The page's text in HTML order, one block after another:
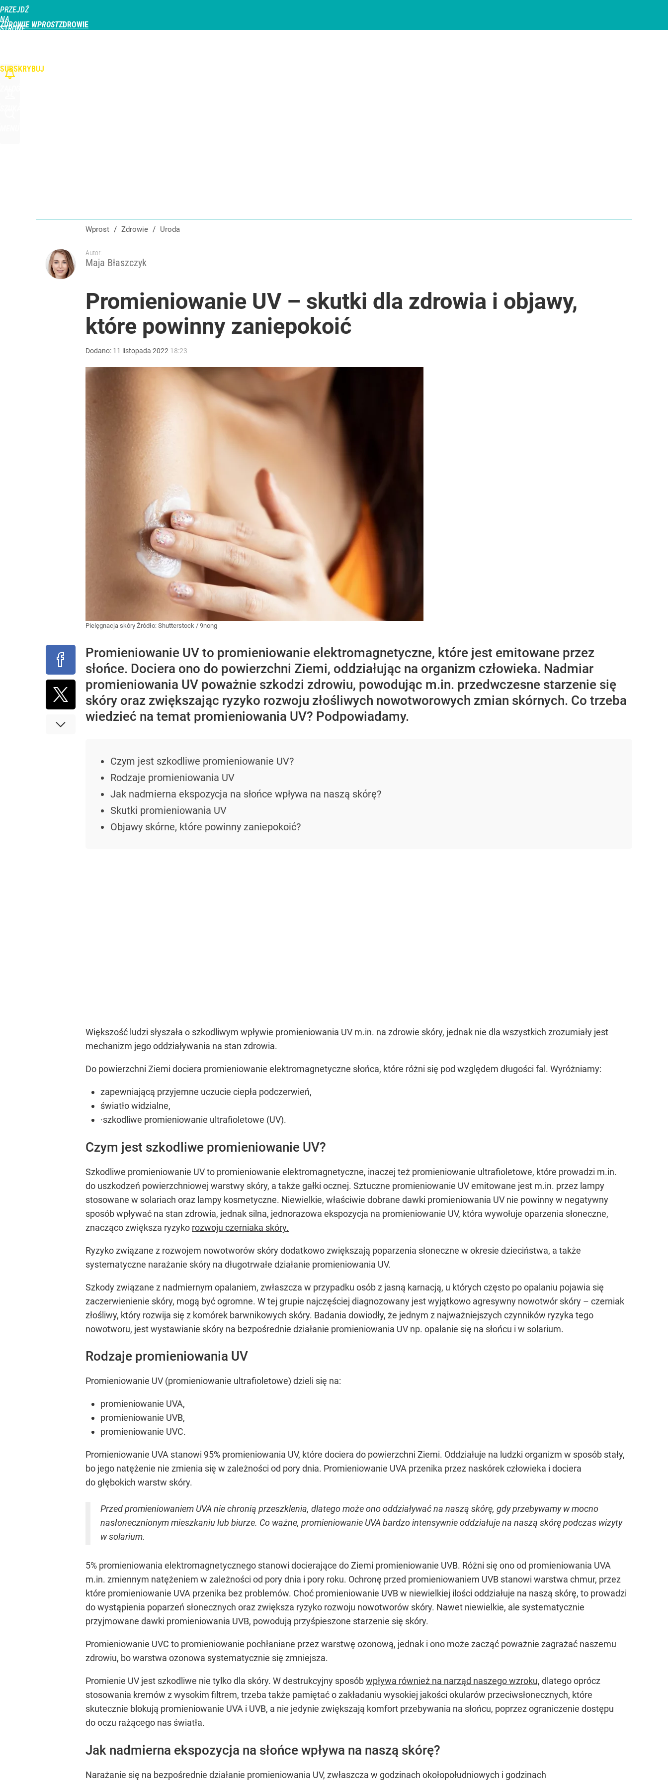
PRZEJDŹ
NA
STRONĘ
ZDROWIE WPROST
SUBSKRYBUJ
Wprost / Zdrowie / Uroda
Autor:
Maja Błaszczyk
Promieniowanie UV – skutki dla zdrowia i objawy,
które powinny zaniepokoić
Dodano: 11 listopada 2022 18:23
Pielęgnacja skóry Źródło: Shutterstock / 9nong
Promieniowanie UV to promieniowanie elektromagnetyczne, które jest emitowane przez
słońce. Dociera ono do powierzchni Ziemi, oddziałując na organizm człowieka. Nadmiar
promieniowania UV poważnie szkodzi zdrowiu, powodując m.in. przedwczesne starzenie się
skóry oraz zwiększając ryzyko rozwoju złośliwych nowotworowych zmian skórnych. Co trzeba
wiedzieć na temat promieniowania UV? Podpowiadamy.
Czym jest szkodliwe promieniowanie UV?
Rodzaje promieniowania UV
Jak nadmierna ekspozycja na słońce wpływa na naszą skórę?
Skutki promieniowania UV
Objawy skórne, które powinny zaniepokoić?
Większość ludzi słyszała o szkodliwym wpływie promieniowania UV m.in. na zdrowie skóry, jednak nie dla wszystkich zrozumiały jest
mechanizm jego oddziaływania na stan zdrowia.
Do powierzchni Ziemi dociera promieniowanie elektromagnetyczne słońca, które różni się pod względem długości fal. Wyróżniamy:
zapewniającą przyjemne uczucie ciepła podczerwień,
światło widzialne,
·szkodliwe promieniowanie ultrafioletowe (UV).
Czym jest szkodliwe promieniowanie UV?
Szkodliwe promieniowanie UV to promieniowanie elektromagnetyczne, inaczej też promieniowanie ultrafioletowe, które prowadzi m.in.
do uszkodzeń powierzchniowej warstwy skóry, a także gałki ocznej. Sztuczne promieniowanie UV emitowane jest m.in. przez lampy
stosowane w solariach oraz lampy kosmetyczne. Niewielkie, właściwie dobrane dawki promieniowania UV nie powinny w negatywny
sposób wpływać na stan zdrowia, jednak silna, jednorazowa ekspozycja na promieniowanie UV, która wywołuje oparzenia słoneczne,
znacząco zwiększa ryzyko rozwoju czerniaka skóry.
Ryzyko związane z rozwojem nowotworów skóry dodatkowo zwiększają poparzenia słoneczne w okresie dzieciństwa, a także
systematyczne narażanie skóry na długotrwałe działanie promieniowania UV.
Szkody związane z nadmiernym opalaniem, zwłaszcza w przypadku osób z jasną karnacją, u których często po opalaniu pojawia się
zaczerwienienie skóry, mogą być ogromne. W tej grupie najczęściej diagnozowany jest wyjątkowo agresywny nowotwór skóry – czerniak
złośliwy, który rozwija się z komórek barwnikowych skóry. Badania dowiodły, że jednym z najważniejszych czynników ryzyka tego
nowotworu, jest wystawianie skóry na bezpośrednie działanie promieniowania UV np. opalanie się na słońcu i w solarium.
Rodzaje promieniowania UV
Promieniowanie UV (promieniowanie ultrafioletowe) dzieli się na:
promieniowanie UVA,
promieniowanie UVB,
promieniowanie UVC.
Promieniowanie UVA stanowi 95% promieniowania UV, które dociera do powierzchni Ziemi. Oddziałuje na ludzki organizm w sposób stały,
bo jego natężenie nie zmienia się w zależności od pory dnia. Promieniowanie UVA przenika przez naskórek człowieka i dociera
do głębokich warstw skóry.
Przed promieniowaniem UVA nie chronią przeszklenia, dlatego może ono oddziaływać na naszą skórę, gdy przebywamy w mocno
nasłonecznionym mieszkaniu lub biurze. Co ważne, promieniowanie UVA bardzo intensywnie oddziałuje na naszą skórę podczas wizyty
w solarium.
5% promieniowania elektromagnetycznego stanowi docierające do Ziemi promieniowanie UVB. Różni się ono od promieniowania UVA
m.in. zmiennym natężeniem w zależności od pory dnia i pory roku. Ochronę przed promieniowaniem UVB stanowi warstwa chmur, przez
które promieniowanie UVA przenika bez problemów. Choć promieniowanie UVB w niewielkiej ilości oddziałuje na naszą skórę, to prowadzi
do wystąpienia poparzeń słonecznych oraz zwiększa ryzyko rozwoju nowotworów skóry. Nawet niewielkie, ale systematycznie
przyjmowane dawki promieniowania UVB, powodują przyśpieszone starzenie się skóry.
Promieniowanie UVC to promieniowanie pochłaniane przez warstwę ozonową, jednak i ono może zacząć poważnie zagrażać naszemu
zdrowiu, bo warstwa ozonowa systematycznie się zmniejsza.
Promienie UV jest szkodliwe nie tylko dla skóry. W destrukcyjny sposóbwpływa również na narząd naszego wzroku, dlatego oprócz
stosowania kremów z wysokim filtrem, trzeba także pamiętać o zakładaniu wysokiej jakości okularów przeciwsłonecznych, które
skutecznie blokują promieniowanie UVA i UVB, a nie jedynie zwiększają komfort przebywania na słońcu, poprzez ograniczenie dostępu
do oczu rażącego nas światła.
Jak nadmierna ekspozycja na słońce wpływa na naszą skórę?
Narażanie się na bezpośrednie działanie promieniowania UV, zwłaszcza w godzinach okołopołudniowych i godzinach